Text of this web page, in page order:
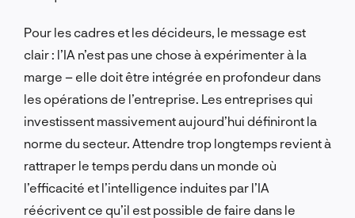
Pour les cadres et les décideurs, le message est
clair : l’IA n’est pas une chose à expérimenter à la
marge – elle doit être intégrée en profondeur dans
les opérations de l’entreprise. Les entreprises qui
investissent massivement aujourd’hui définiront la
norme du secteur. Attendre trop longtemps revient à
rattraper le temps perdu dans un monde où
l’efficacité et l’intelligence induites par l’IA
réécrivent ce qu’il est possible de faire dans le